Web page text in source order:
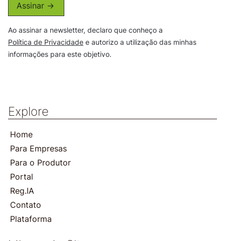
Explore
Home
Para Empresas
Para o Produtor
Portal
Reg.IA
Contato
Plataforma
Assinar ->
Ao assinar a newsletter, declaro que conheço a
Política de Privacidade e autorizo a utilização das minhas
informações para este objetivo.